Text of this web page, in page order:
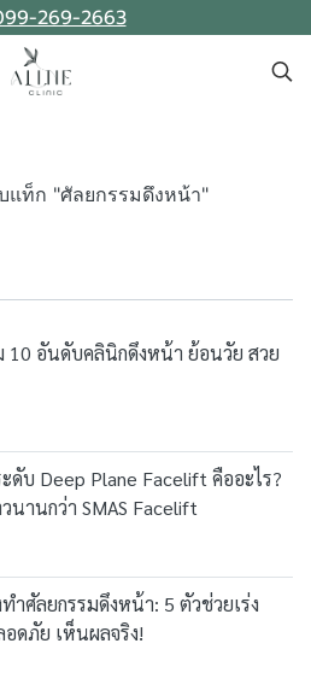
269-2663
แท็ก "ศัลยกรรมดึงหน้า"
10 อันดับคลินิกดึงหน้า ย้อนวัย สวย
ดับ Deep Plane Facelift คืออะไร?
นานกว่า SMAS Facelift
ำศัลยกรรมดึงหน้า: 5 ตัวช่วยเร่ง
ดภัย เห็นผลจริง!